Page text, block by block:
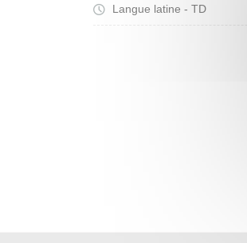
Langue latine - TD